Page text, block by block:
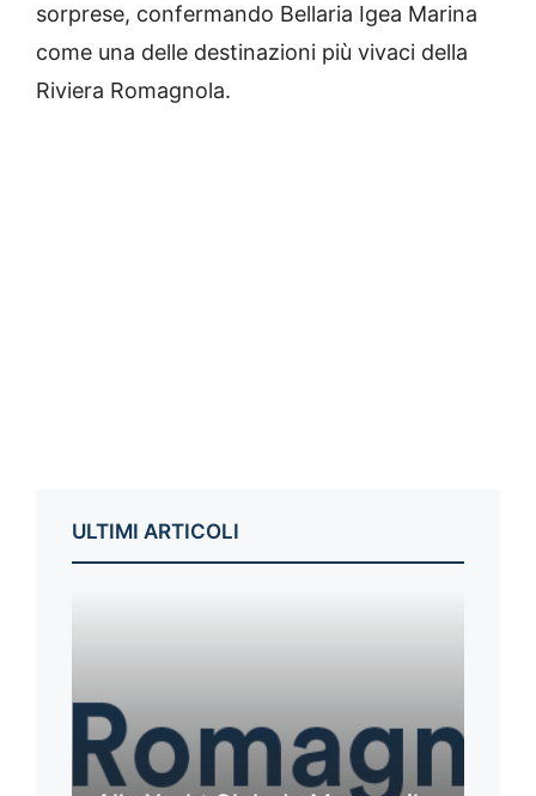
sorprese, confermando Bellaria Igea Marina
come una delle destinazioni più vivaci della
Riviera Romagnola.
ULTIMI ARTICOLI